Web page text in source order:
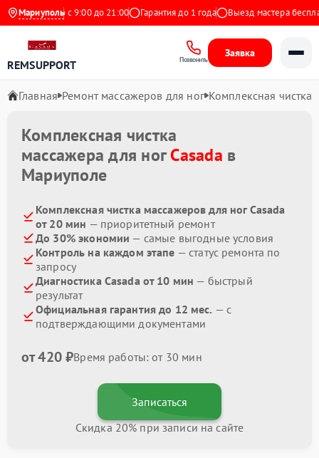
Мариуполь
Ежедневно с 9:00 до 21:00 Гарантия до 1 года Выезд мастера
REMSUPPORT Позвонить
Заявка
Главная Ремонт массажеров для ног Комплексная чистка
Комплексная чистка
массажера для ногCasada в
Мариуполе
Комплексная чистка массажеров для ног Casada
от 20 мин — приоритетный ремонт
До 30% экономии — самые выгодные условия
Контроль на каждом этапе — статус ремонта по
запросу
Диагностика Casada от 10 мин — быстрый
результат
Официальная гарантия до 12 мес. — с
подтверждающими документами
от 420 ₽Время работы: от 30 мин
Записаться
Скидка 20% при записи на сайте